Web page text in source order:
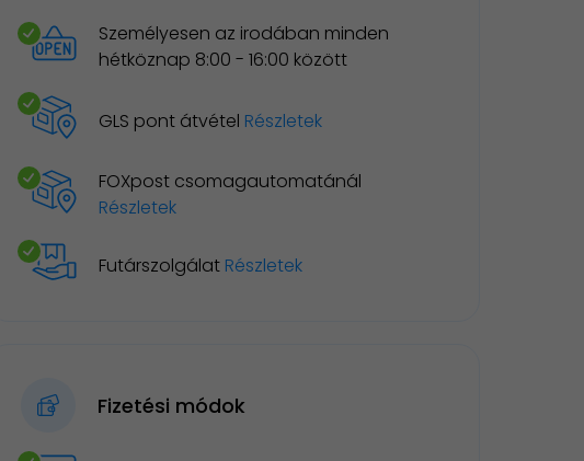
Személyesen az irodában minden
hétköznap 8:00 - 16:00 között
GLS pont átvétel Részletek
FOXpost csomagautomatánál
Részletek
Futárszolgálat Részletek
Fizetési módok